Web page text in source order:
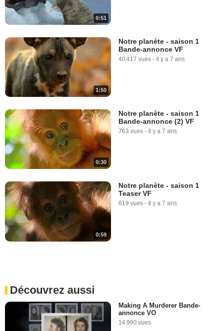
0:51
1:50
Notre planète - saison 1
Bande-annonce VF
40 417 vues - Il y a 7 ans
0:30
Notre planète - saison 1
Bande-annonce (2) VF
763 vues - Il y a 7 ans
0:59
Notre planète - saison 1
Teaser VF
619 vues - Il y a 7 ans
Découvrez aussi
Making A Murderer Bande-
annonce VO
14 990 vues